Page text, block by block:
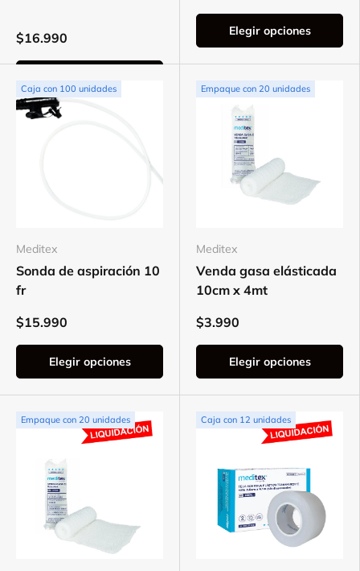
$16.990 Elegir opciones
Caja con 100 unidades
Meditex
Sonda de aspiración 10
fr
$15.990
Elegir opciones
Empaque con 20 unidades
Meditex
Venda gasa elásticada
10cm x 4mt
$3.990
Elegir opciones
Empaque con 20 unidades Caja con 12 unidades